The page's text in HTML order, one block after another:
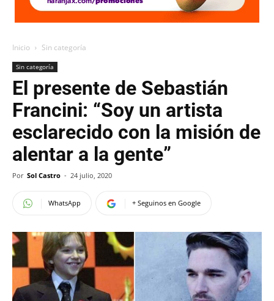
Inicio Sin categoría
Sin categoría
El presente de Sebastián
Francini: “Soy un artista
esclarecido con la misión de
alentar a la gente”
Por Sol Castro - 24 julio, 2020
WhatsApp + Seguinos en Google